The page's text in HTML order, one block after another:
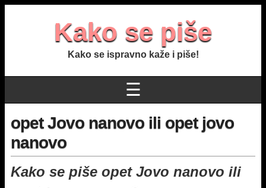
Kako se piše
Kako se ispravno kaže i piše!
☰
opet Jovo nanovo ili opet jovo
nanovo
Kako se piše opet Jovo nanovo ili